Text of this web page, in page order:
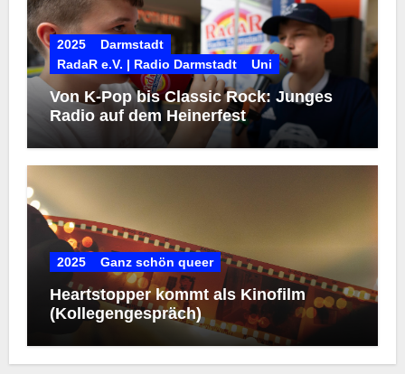
2025
Darmstadt
RadaR e.V. | Radio Darmstadt
Uni
Von K-Pop bis Classic Rock: Junges
Radio auf dem Heinerfest
2025 Ganz schön queer
Heartstopper kommt als Kinofilm
(Kollegengespräch)